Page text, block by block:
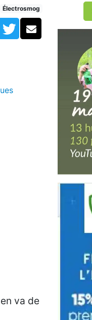
Électrosmog
TwitterCourriel
va de